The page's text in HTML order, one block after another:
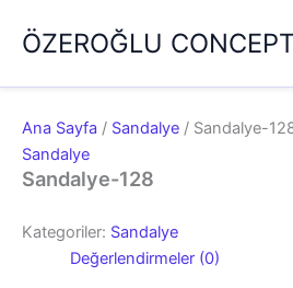
atlaÖZEROĞLU CONCEPT
Ana Sayfa / Sandalye / Sandalye-
Sandalye
Sandalye-128
Kategoriler: Sandalye
Değerlendirmeler (0)